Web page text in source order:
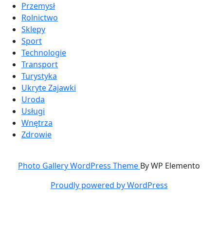
Przemysł
Rolnictwo
Sklepy
Sport
Technologie
Transport
Turystyka
Ukryte Zajawki
Uroda
Usługi
Wnętrza
Zdrowie
Photo Gallery WordPress Theme By WP Elemento
Proudly powered by WordPress